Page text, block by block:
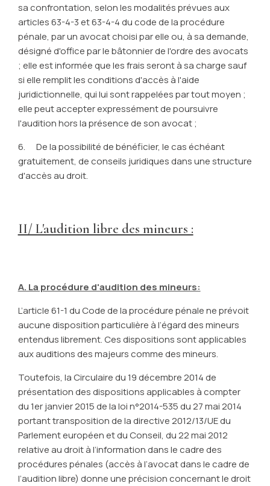
sa confrontation, selon les modalités prévues aux
articles 63-4-3 et 63-4-4 du code de la procédure
pénale, par un avocat choisi par elle ou, à sa demande,
désigné d'office par le bâtonnier de l'ordre des avocats
; elle est informée que les frais seront à sa charge sauf
si elle remplit les conditions d'accès à l'aide
juridictionnelle, qui lui sont rappelées par tout moyen ;
elle peut accepter expressément de poursuivre
l'audition hors la présence de son avocat ;
6. De la possibilité de bénéficier, le cas échéant
gratuitement, de conseils juridiques dans une structure
d'accès au droit.
II/ L'audition libre des mineurs :
A. La procédure d'audition des mineurs:
L’article 61-1 du Code de la procédure pénale ne prévoit
aucune disposition particulière à l’égard des mineurs
entendus librement. Ces dispositions sont applicables
aux auditions des majeurs comme des mineurs.
Toutefois, la Circulaire du 19 décembre 2014 de
présentation des dispositions applicables à compter
du 1er janvier 2015 de la loi n°2014-535 du 27 mai 2014
portant transposition de la directive 2012/13/UE du
Parlement européen et du Conseil, du 22 mai 2012
relative au droit à l’information dans le cadre des
procédures pénales (accès à l’avocat dans le cadre de
l’audition libre) donne une précision concernant le droit